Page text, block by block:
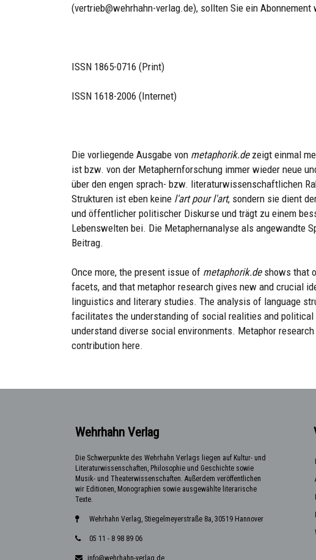
(vertrieb@wehrhahn-verlag.de), sollten Sie ein Abonnement
ISSN 1865-0716 (Print)
ISSN 1618-2006 (Internet)
Die vorliegende Ausgabe von metaphorik.dezeigt einmal
ist bzw. von der Metaphernforschung immer wieder neue
über den engen sprach- bzw. literaturwissenschaftlichen
Strukturen ist eben keine l'art pour l'art, sondern sie dient
und öffentlicher politischer Diskurse und trägt zu einem
Lebenswelten bei. Die Metaphernanalyse als angewandte
Beitrag.
Once more, the present issue of metaphorik.deshows that
facets, and that metaphor research gives new and crucial
linguistics and literary studies. The analysis of language
facilitates the understanding of social realities and
understand diverse social environments. Metaphor
contribution here.
Wehrhahn Verlag
Die Schwerpunkte des Wehrhahn Verlags liegen auf Kultur- und
Literaturwissenschaften, Philosophie und Geschichte sowie
Musik- und Theaterwissenschaften. Außerdem veröffentlichen
wir Editionen, Monographien sowie ausgewählte literarische
Texte.
Wehrhahn Verlag, Stiegelmeyerstraße 8a, 30519 Hannover
05 11 - 8 98 89 06
info@wehrhahn-verlag.de